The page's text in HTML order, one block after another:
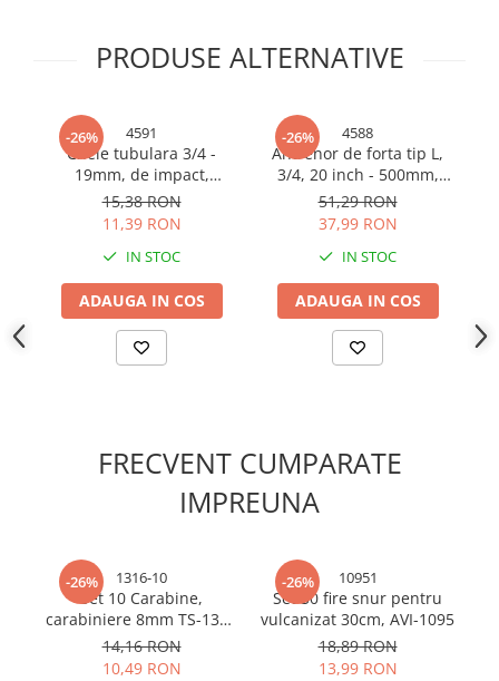
Accesorii prelungitoare
Accesorii prize si intrerupatoare
Aplice fatada
Aplice si plafoniere
Cabluri electrice si conductori
Cabluri si adaptoare
Intrerupatoare
Noptiere
Pet shop
Perii, trimere si clesti animale
Zgarzi, lese si hamuri
PRODUSE ALTERNATIVE
-26% 4591
Cheie tubulara 3/4 -
19mm, de impact,
neagra, AVI-4591
15,38 RON
11,39 RON
IN STOC
ADAUGA IN COS
-26% 4588
Antrenor de forta tip L,
3/4, 20 inch - 500mm,
maner cheie de forta
pentru tubulare, CR-V,
51,29 RON
37,99 RON
IN STOC
ADAUGA IN COS
FRECVENT CUMPARATE
IMPREUNA
-26% 1316-10
Set 10 Carabine,
carabiniere 8mm TS-1316
cu filet
14,16 RON
10,49 RON
-26% 10951
Set 30 fire snur pentru
vulcanizat 30cm, AVI-1095
18,89 RON
13,99 RON